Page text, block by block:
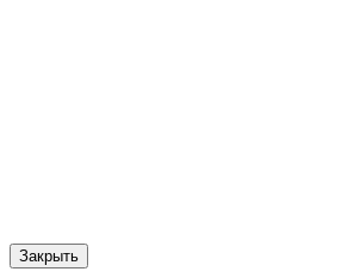
Закрыть